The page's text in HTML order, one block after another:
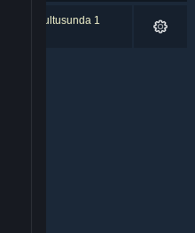
doğrultusunda 1